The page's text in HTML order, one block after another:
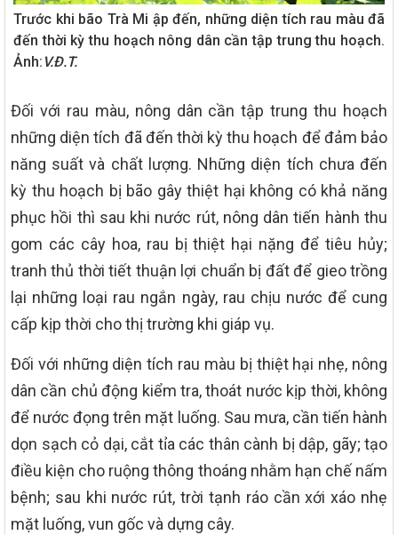
Trước khi bão Trà Mi ập đến, những diện tích rau màu đã
đến thời kỳ thu hoạch nông dân cần tập trung thu hoạch.
Ảnh: V.Đ.T.
Đối với rau màu, nông dân cần tập trung thu hoạch
những diện tích đã đến thời kỳ thu hoạch để đảm bảo
năng suất và chất lượng. Những diện tích chưa đến
kỳ thu hoạch bị bão gây thiệt hại không có khả năng
phục hồi thì sau khi nước rút, nông dân tiến hành thu
gom các cây hoa, rau bị thiệt hại nặng để tiêu hủy;
tranh thủ thời tiết thuận lợi chuẩn bị đất để gieo trồng
lại những loại rau ngắn ngày, rau chịu nước để cung
cấp kịp thời cho thị trường khi giáp vụ.
Đối với những diện tích rau màu bị thiệt hại nhẹ, nông
dân cần chủ động kiểm tra, thoát nước kịp thời, không
để nước đọng trên mặt luống. Sau mưa, cần tiến hành
dọn sạch cỏ dại, cắt tỉa các thân cành bị dập, gãy; tạo
điều kiện cho ruộng thông thoáng nhằm hạn chế nấm
bệnh; sau khi nước rút, trời tạnh ráo cần xới xáo nhẹ
mặt luống, vun gốc và dựng cây.